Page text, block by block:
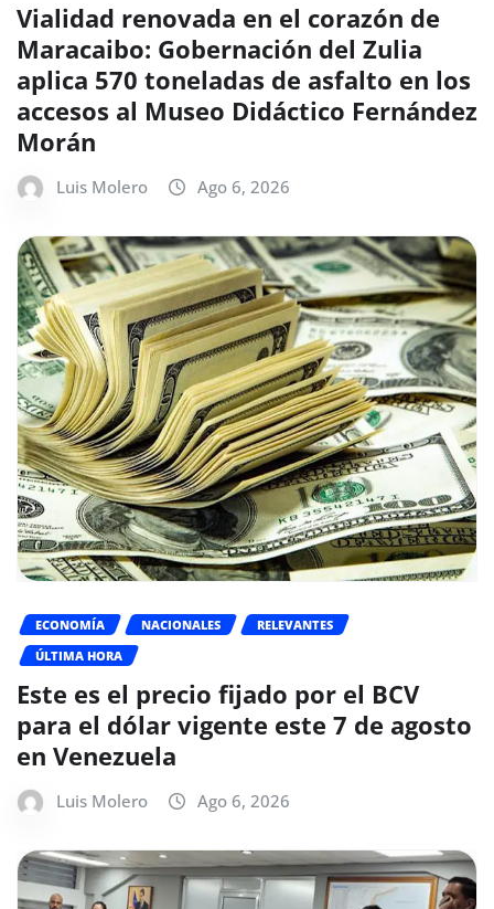
Vialidad renovada en el corazón de
Maracaibo: Gobernación del Zulia
aplica 570 toneladas de asfalto en los
accesos al Museo Didáctico Fernández
Morán
Luis Molero Ago 6, 2026
ECONOMÍA NACIONALES
RELEVANTES
ÚLTIMA HORA
Este es el precio fijado por el BCV
para el dólar vigente este 7 de agosto
en Venezuela
Luis Molero Ago 6, 2026